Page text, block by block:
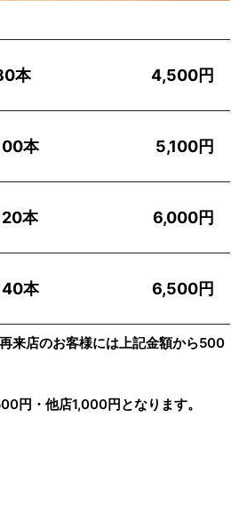
本 4,500円
本 5,100円
本 6,000円
本 6,500円
来店のお客様には上記金額から500
円・他店1,000円となります。